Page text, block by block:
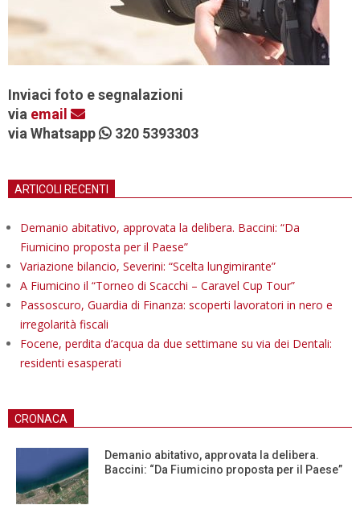
Inviaci foto e segnalazioni
via email
via Whatsapp
320 5393303
ARTICOLI RECENTI
Demanio abitativo, approvata la delibera. Baccini: “Da
Fiumicino proposta per il Paese”
Variazione bilancio, Severini: “Scelta lungimirante”
A Fiumicino il “Torneo di Scacchi – Caravel Cup Tour”
Passoscuro, Guardia di Finanza: scoperti lavoratori in nero e
irregolarità fiscali
Focene, perdita d’acqua da due settimane su via dei Dentali:
residenti esasperati
CRONACA
Demanio abitativo, approvata la delibera.
Baccini: “Da Fiumicino proposta per il Paese”